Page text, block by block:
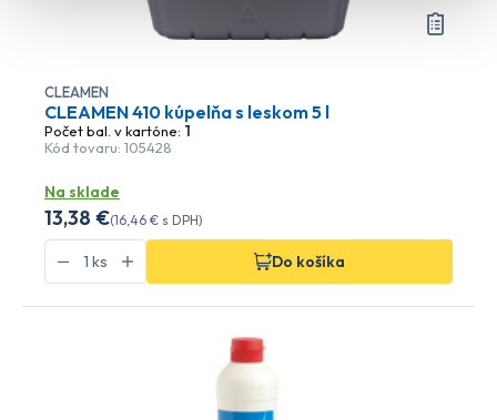
CLEAMEN
CLEAMEN 410 kúpelňa s leskom 5 l
Počet bal. v kartóne: 1
Kód tovaru: 105428
Na sklade
13,38 €(16,46 € s DPH)
Do košíka